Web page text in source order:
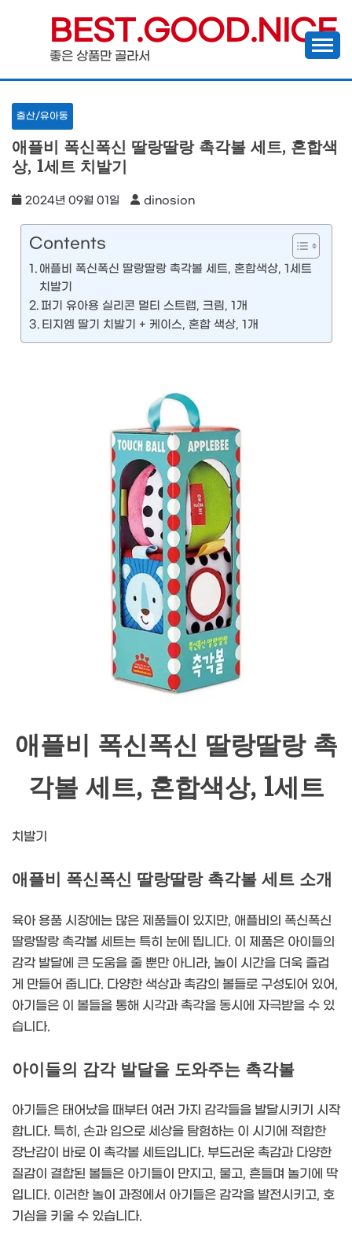
content
BEST.GOOD.NICE
좋은 상품만 골라서
출산/유아동
애플비 폭신폭신 딸랑딸랑 촉각볼 세트, 혼합색
상, 1세트 치발기
2024년 09월 01일 dinosion
Contents
애플비 폭신폭신 딸랑딸랑 촉각볼 세트, 혼합색상, 1세트
치발기
퍼기 유아용 실리콘 멀티 스트랩, 크림, 1개
티지엠 딸기 치발기 + 케이스, 혼합 색상, 1개
애플비 폭신폭신 딸랑딸랑 촉
각볼 세트, 혼합색상, 1세트
치발기
애플비 폭신폭신 딸랑딸랑 촉각볼 세트 소개
육아 용품 시장에는 많은 제품들이 있지만, 애플비의 폭신폭신
딸랑딸랑 촉각볼 세트는 특히 눈에 띕니다. 이 제품은 아이들의
감각 발달에 큰 도움을 줄 뿐만 아니라, 놀이 시간을 더욱 즐겁
게 만들어 줍니다. 다양한 색상과 촉감의 볼들로 구성되어 있어,
아기들은 이 볼들을 통해 시각과 촉각을 동시에 자극받을 수 있
습니다.
아이들의 감각 발달을 도와주는 촉각볼
아기들은 태어났을 때부터 여러 가지 감각들을 발달시키기 시작
합니다. 특히, 손과 입으로 세상을 탐험하는 이 시기에 적합한
장난감이 바로 이 촉각볼 세트입니다. 부드러운 촉감과 다양한
질감이 결합된 볼들은 아기들이 만지고, 물고, 흔들며 놀기에 딱
입니다. 이러한 놀이 과정에서 아기들은 감각을 발전시키고, 호
기심을 키울 수 있습니다.